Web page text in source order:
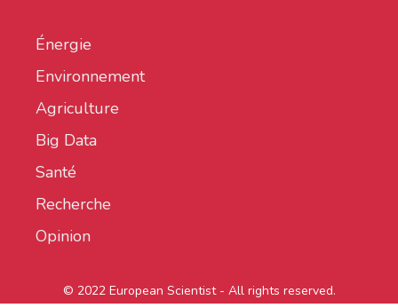
Énergie
Environnement
Agriculture
Big Data
Santé
Recherche
Opinion
© 2022 European Scientist - All rights reserved.